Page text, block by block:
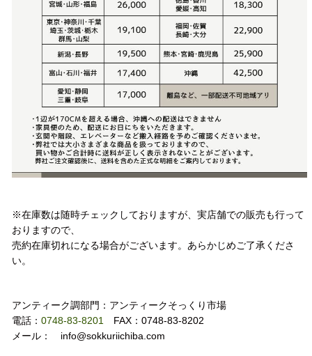
※在庫数は随時チェックしておりますが、実店舗での販売も行って
おりますので、
売約在庫切れになる場合がございます。あらかじめご了承くださ
い。
アンティーク調部門：アンティークそっくり市場
電話： 0748-83-8201
FAX：0748-83-8202
メール： info@sokkuriichiba.com